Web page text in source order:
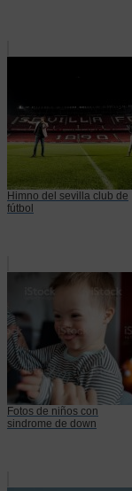
Himno del sevilla club de
fútbol
Fotos de niños con
sindrome de down